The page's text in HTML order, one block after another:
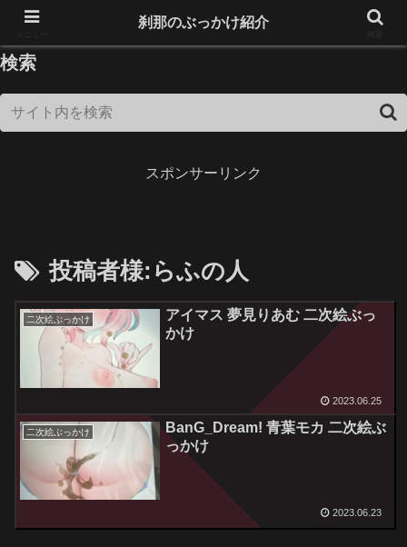
18歳未満は閲覧できません！
検索
スポンサーリンク
投稿者様:らふの人
二次絵ぶっかけ
アイマス 夢見りあむ 二次絵ぶっ
かけ
2023.06.25
二次絵ぶっかけ
BanG_Dream! 青葉モカ 二次絵ぶ
っかけ
2023.06.23
刹那のぶっかけ紹介